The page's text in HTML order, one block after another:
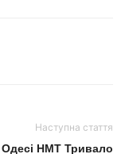
Наступна стаття
НМТ Тривало